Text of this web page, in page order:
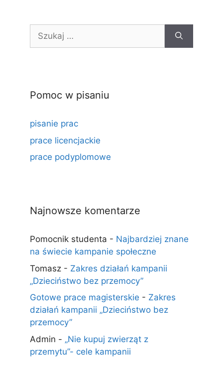
Szukaj:
Pomoc w pisaniu
pisanie prac
prace licencjackie
prace podyplomowe
Najnowsze komentarze
Pomocnik studenta - Najbardziej znane
na świecie kampanie społeczne
Tomasz - Zakres działań kampanii
„Dzieciństwo bez przemocy”
Gotowe prace magisterskie - Zakres
działań kampanii „Dzieciństwo bez
przemocy”
Admin - „Nie kupuj zwierząt z
przemytu”- cele kampanii